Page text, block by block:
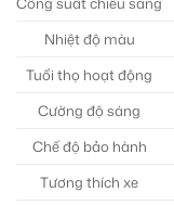
Nhiệt độ màu
Tuổi thọ hoạt động
Cường độ sáng
Chế độ bảo hành
Tương thích xe